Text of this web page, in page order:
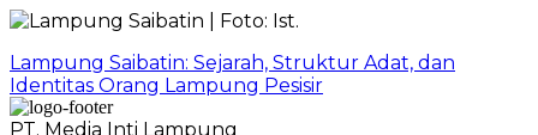
Lampung Saibatin: Sejarah, Struktur Adat, dan
Identitas Orang Lampung Pesisir
PT. Media Inti Lampung